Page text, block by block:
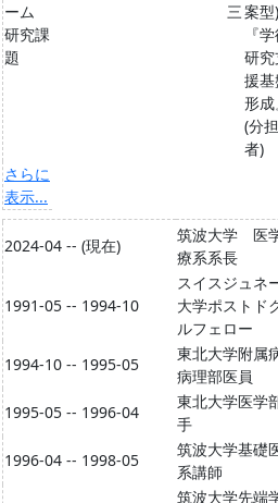
ーム
研究課
題
三案型)
『
研
援
形
(分担
者)
さらに
表示...
2024-04 -- (現在)
筑波大学 医
療系系長
1991-05 -- 1994-10
スイスジュネ
大学ポストド
ルフェロー
1994-10 -- 1995-05
東北大学附属
病理部医員
1995-05 -- 1996-04
東北大学医学
手
1996-04 -- 1998-05
筑波大学基礎
系講師
筑波大学先端